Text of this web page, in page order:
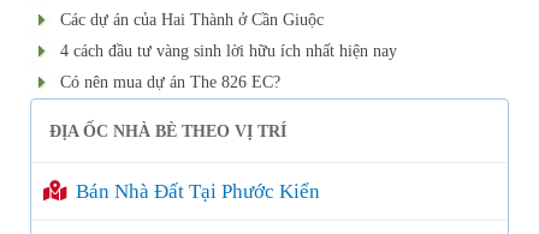
Các dự án của Hai Thành ở Cần Giuộc
4 cách đầu tư vàng sinh lời hữu ích nhất hiện nay
Có nên mua dự án The 826 EC?
ĐỊA ỐC NHÀ BÈ THEO VỊ TRÍ
Bán Nhà Đất Tại Phước Kiển